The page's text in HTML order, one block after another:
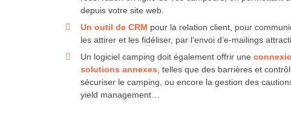
depuis votre site web.
Un outil de CRM pour la relation client, pour
les attirer et les fidéliser, par l’envoi d’e-mailings
Un logiciel camping doit également offrir une
solutions annexes , telles que des barrières et
sécuriser le camping, ou encore la gestion des
yield management…